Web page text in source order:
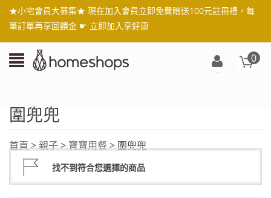
★小宅會員大募集★ 現在加入會員立即免費贈送100元註冊禮，每
筆訂單再享回饋金 ☛ 立即加入享好康
0
首頁>親子>寶寶用餐> 圍兜兜
圍兜兜
找不到符合您選擇的商品